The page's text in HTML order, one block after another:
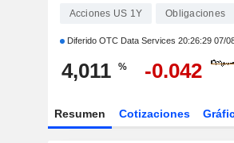
Acciones US 1Y Obligaciones
Diferido OTC Data Services 20:26:29 07/
4,011 % -0.042
Resumen Cotizaciones